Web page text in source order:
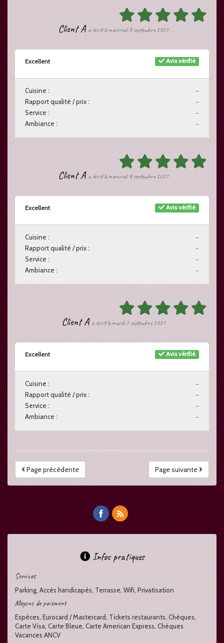
Client A a écrit le mercredi 8 septembre 2021
Avis vérifié
Excellent
-
Cuisine :
-
Rapport qualité / prix :
-
Service :
-
Ambiance :
Client A a écrit le mercredi 8 septembre 2021
Avis vérifié
Excellent
-
Cuisine :
-
Rapport qualité / prix :
-
Service :
-
Ambiance :
Client A a écrit le mardi 7 septembre 2021
Avis vérifié
Excellent
-
Cuisine :
-
Rapport qualité / prix :
-
Service :
-
Ambiance :
Page suivante
Page précédente
Infos pratiques
Services
Parking, Accès handicapés, Terrasse, Wifi, Privatisation
Moyens de paiement
Espèces, Eurocard / Mastercard, Tickets restaurants, Chèques,
Carte Visa, Carte Bleue, Carte American Express, Chèques
Vacances ANCV